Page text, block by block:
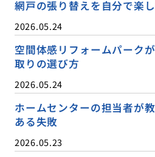
網戸の張り替えを自分で楽
2026.05.24
空間体感リフォームパーク
取りの選び方
2026.05.24
ホームセンターの担当者が
ある失敗
2026.05.23